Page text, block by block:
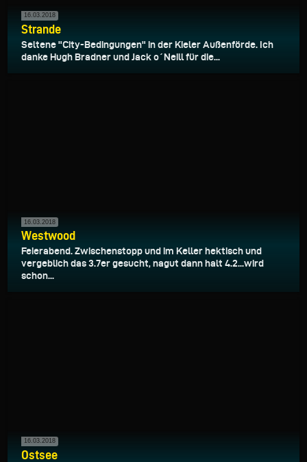
16.03.2018
Strande
Seltene "City-Bedingungen" in der Kieler Außenförde. Ich
danke Hugh Bradner und Jack o´Neill für die...
16.03.2018
Westwood
Feierabend. Zwischenstopp und im Keller hektisch und
vergeblich das 3.7er gesucht, nagut dann halt 4.2...wird
schon...
16.03.2018
Ostsee